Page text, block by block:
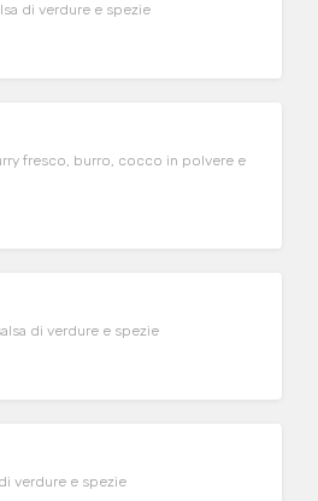
di verdure e spezie
fresco, burro, cocco in polvere e
di verdure e spezie
verdure e spezie